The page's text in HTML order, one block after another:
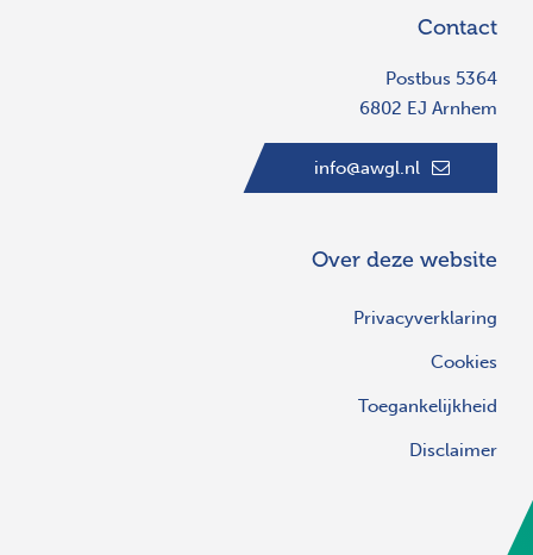
Contact
Postbus 5364
6802 EJ Arnhem
info@awgl.nl
Over deze website
Privacyverklaring
Cookies
Toegankelijkheid
Disclaimer